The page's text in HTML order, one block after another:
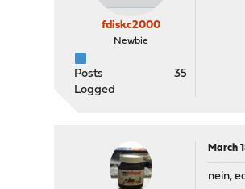
fdiskc2000
Newbie
Posts
35
Logged
March
nein,